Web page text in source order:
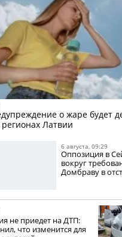
о жаре будет
регионах Латвии
6 августа, 09:29
Оппозиция в
вокруг
Домбраву в
не приедет на ДТП:
что изменится для